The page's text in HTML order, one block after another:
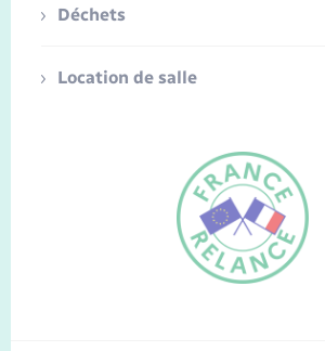
Déchets
Location de salle